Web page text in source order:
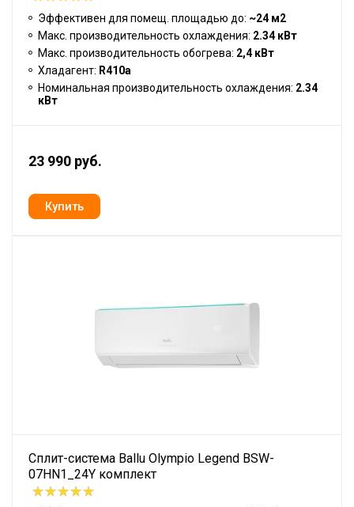
Эффективен для помещ. площадью до: ~24 м2
Макс. производительность охлаждения: 2.34 кВт
Макс. производительность обогрева: 2,4 кВт
Хладагент: R410a
Номинальная производительность охлаждения: 2.34
кВт
23 990 руб.
Сплит-система Ballu Olympio Legend BSW-
07HN1_24Y комплект